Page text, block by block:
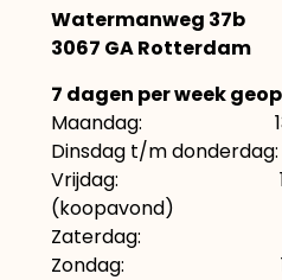
Watermanweg 37b
3067 GA Rotterdam
7 dagen per week
Maandag: 13:00
Dinsdag t/m donderdag:
Vrijdag: 10:00
(koopavond)
Zaterdag:
Zondag: 12:00